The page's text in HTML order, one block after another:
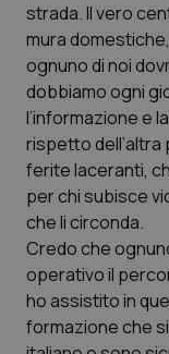
Provincia
Puglia
Sardegna
Sicilia
Toscana
Umbria
Malattie
Malattia di
Obesità
strada. Il vero
mura
ognuno di noi
dobbiamo ogni
l’informazione e
rispetto
ferite laceranti,
per chi subisce
che li circonda.
Credo che
operativo il
ho assistito in
formazione che